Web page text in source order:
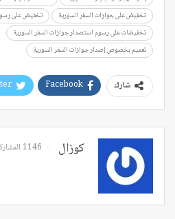
تخفيض على جوازات السفر السورية
تخفيض على
تخفيضات على رسوم استصدار جوازات السفر السورية
تعميم بخصوص إصدار جوازات السفر السورية
شارك Facebook
كوزال 1146 المشاركات